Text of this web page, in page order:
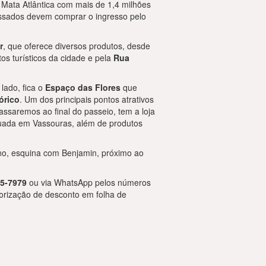
Atlântica com mais de 1,4 milhões
devem comprar o ingresso pelo
, que oferece diversos produtos, desde
turísticos da cidade e pela Rua
fica o Espaço das Flores que
. Um dos principais pontos atrativos
ao final do passeio, tem a loja
em Vassouras, além de produtos
esquina com Benjamin, próximo ao
7979 ou via WhatsApp pelos números
de desconto em folha de